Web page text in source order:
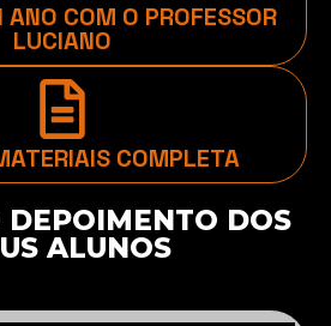
ANO COM O PROFESSOR
LUCIANO
COMPLETA
DEPOIMENTO DOS
ALUNOS